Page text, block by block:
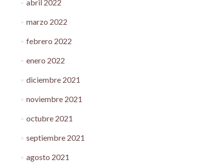
abril 2022
marzo 2022
febrero 2022
enero 2022
diciembre 2021
noviembre 2021
octubre 2021
septiembre 2021
agosto 2021